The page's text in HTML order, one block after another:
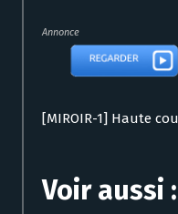
Annonce
[MIROIR-1] Haute
Voir aussi :